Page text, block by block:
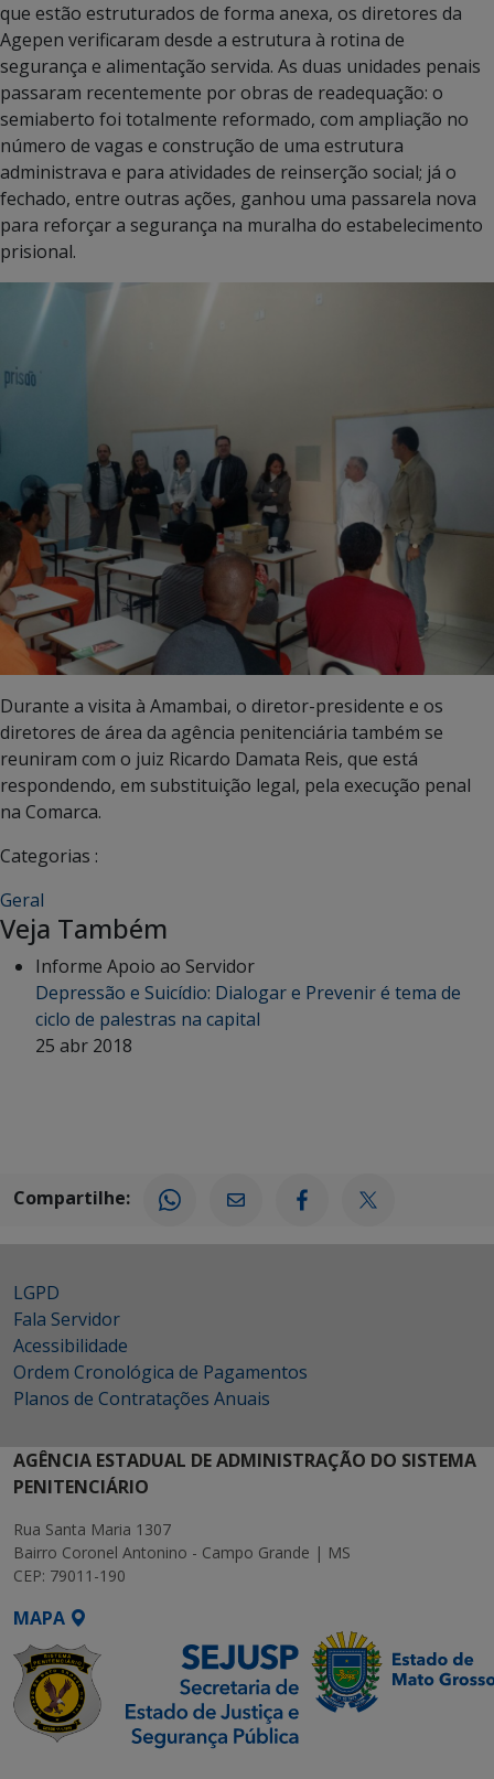
que estão estruturados de forma anexa, os diretores da
Agepen verificaram desde a estrutura à rotina de
segurança e alimentação servida. As duas unidades penais
passaram recentemente por obras de readequação: o
semiaberto foi totalmente reformado, com ampliação no
número de vagas e construção de uma estrutura
administrava e para atividades de reinserção social; já o
fechado, entre outras ações, ganhou uma passarela nova
para reforçar a segurança na muralha do estabelecimento
prisional.
Durante a visita à Amambai, o diretor-presidente e os
diretores de área da agência penitenciária também se
reuniram com o juiz Ricardo Damata Reis, que está
respondendo, em substituição legal, pela execução penal
na Comarca.
Categorias :
Geral
Veja Também
Informe Apoio ao Servidor
Depressão e Suicídio: Dialogar e Prevenir é tema de
ciclo de palestras na capital
25 abr 2018
Compartilhe:
LGPD
Fala Servidor
Acessibilidade
Ordem Cronológica de Pagamentos
Planos de Contratações Anuais
AGÊNCIA ESTADUAL DE ADMINISTRAÇÃO DO SISTEMA
PENITENCIÁRIO
Rua Santa Maria 1307
Bairro Coronel Antonino - Campo Grande | MS
CEP: 79011-190
MAPA